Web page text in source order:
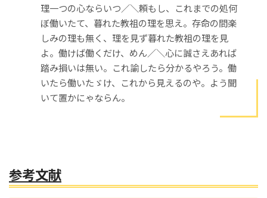
理一つの心ならいつ／＼頼もし、これまでの処何
ぼ働いたて、暮れた教祖の理を思え。存命の間楽
しみの理も無く、理を見ず暮れた教祖の理を見
よ。働けば働くだけ、めん／＼心に誠さえあれば
踏み損いは無い。これ諭したら分かるやろう。働
いたら働いたゞけ、これから見えるのや。よう聞
いて置かにゃならん。
参考文献